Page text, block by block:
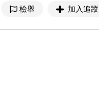
檢舉 加入追蹤